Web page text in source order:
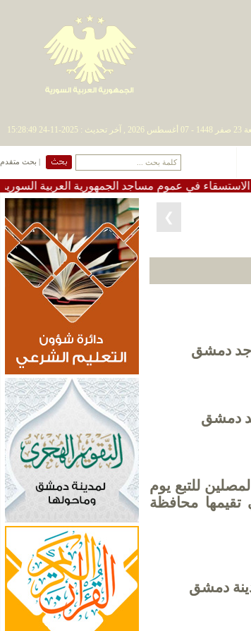
11-24 15:28:49
| بحث متقدم
في عموم مساجد الجمهورية العربية السورية
❮
دمشق
للتبع يوم
التي تقيمها محافظة
دمشق